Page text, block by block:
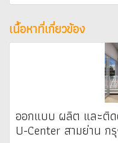
เนื้อหาที่เกี่ยวข้อง
ออกแบบ ผลิต และติด
U-Center สามย่าน ก